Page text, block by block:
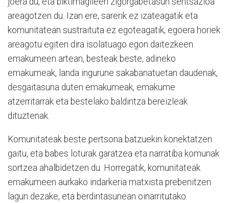
areagotzen du. Izan ere, sarerik ez izateagatik eta
komunitatean sustraituta ez egoteagatik, egoera horiek
areagotu egiten dira isolatuago egon daitezkeen
emakumeen artean, besteak beste, adineko
emakumeak, landa ingurune sakabanatuetan daudenak,
desgaitasuna duten emakumeak, emakume
atzerritarrak eta bestelako baldintza bereizleak
dituztenak.
Komunitateak beste pertsona batzuekin konektatzen
gaitu, eta babes loturak garatzea eta narratiba komunak
sortzea ahalbidetzen du. Horregatik, komunitateak
emakumeen aurkako indarkeria matxista prebenitzen
lagun dezake, eta berdintasunean oinarritutako